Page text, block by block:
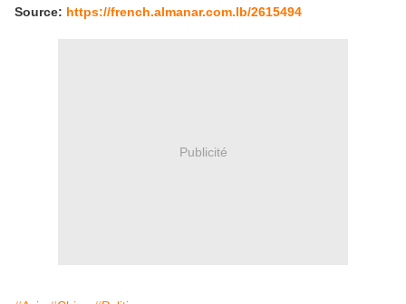
Source: https://french.almanar.com.lb/2615494
Publicité